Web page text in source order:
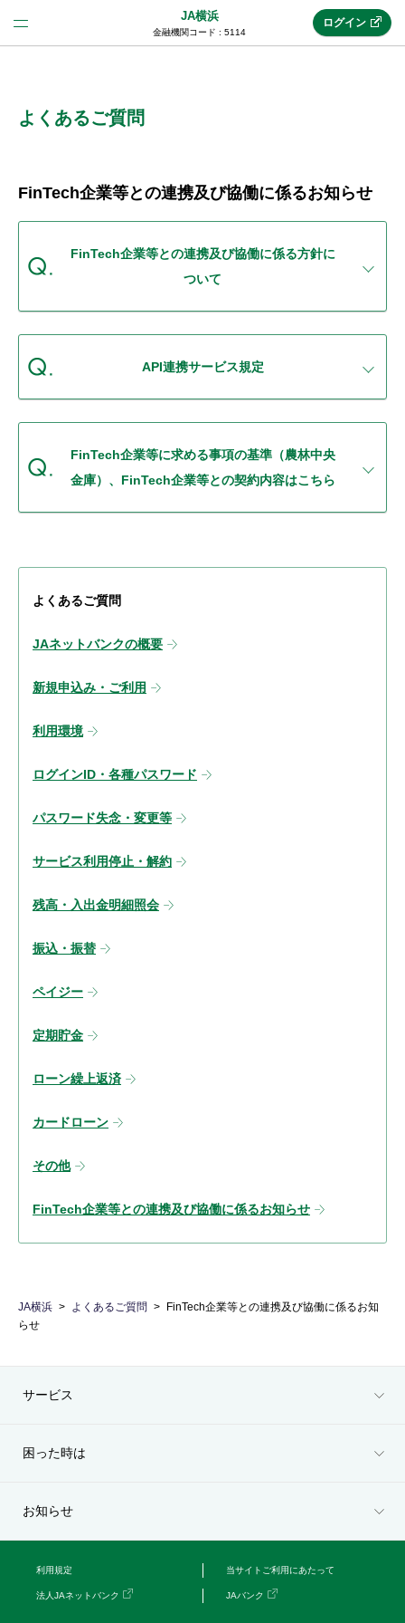
JA横浜
金融機関コード : 5114
(法人JAネットバンク)
JAネットバンクトップ
機能・サービス
セキュリティ
使い方
ログイン
よくあるご質問
FinTech企業等との連携及び協働に係るお知らせ
FinTech企業等との連携及び協働に係る方針に
ついて
API連携サービス規定
FinTech企業等に求める事項の基準（農林中央
金庫）、FinTech企業等との契約内容はこちら
よくあるご質問
JAネットバンクの概要
新規申込み・ご利用
利用環境
ログインID・各種パスワード
パスワード失念・変更等
サービス利用停止・解約
残高・入出金明細照会
振込・振替
ペイジー
定期貯金
ローン繰上返済
カードローン
その他
FinTech企業等との連携及び協働に係るお知らせ
JA横浜 よくあるご質問
FinTech企業等との連携及び協働に係るお知
らせ
サービス
困った時は
お知らせ
利用規定 当サイトご利用にあたって
法人JAネットバンク JAバンク